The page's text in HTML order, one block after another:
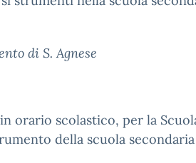
di S. Agnese
orario scolastico, per la
della scuola secondaria